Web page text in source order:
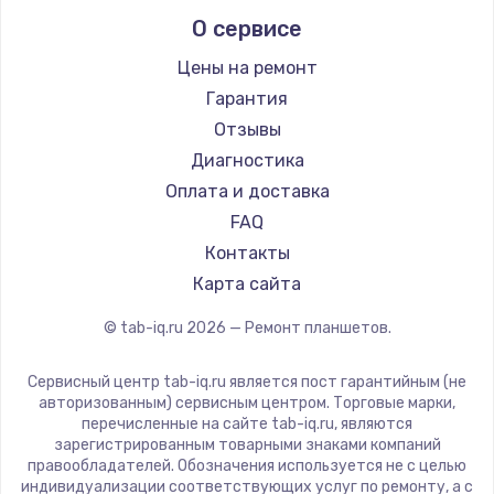
Заказать
Замена корпуса
Заказать
Заказать
Ремонт цепей питания
Заказать
Замена звуковой карты
от 1200 руб.
Microsoft
BlackView
Amazon
Aquarius
Philips
Dell
HP
Getac
ZTE
CHUWI
О сервисе
Цены на ремонт
Гарантия
Отзывы
Диагностика
Оплата и доставка
FAQ
Контакты
Карта сайта
© tab-iq.ru 2026 — Ремонт планшетов.
Сервисный центр tab-iq.ru является пост гарантийным (не
авторизованным) сервисным центром. Торговые марки,
перечисленные на сайте tab-iq.ru, являются
зарегистрированным товарными знаками компаний
правообладателей. Обозначения используется не с целью
индивидуализации соответствующих услуг по ремонту, а с